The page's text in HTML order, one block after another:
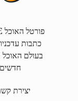
כתבות
בעולם
יצירת